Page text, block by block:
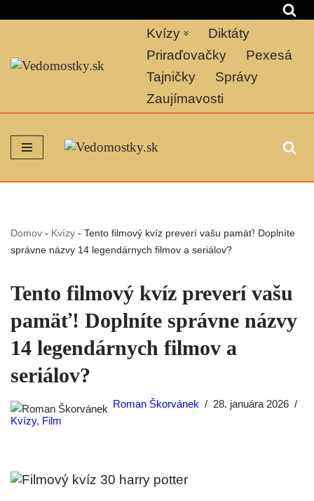
na
obsah
Kvízy
Diktáty
Priraďovačky
Pexesá
Tajničky
Správy
Zaujímavosti
Domov - Kvízy - Tento filmový kvíz preverí vašu pamäť! Doplníte
správne názvy 14 legendárnych filmov a seriálov?
Tento filmový kvíz preverí vašu
pamäť! Doplníte správne názvy
14 legendárnych filmov a
seriálov?
Roman Škorvánek
28. januára 2026
Kvízy, Film